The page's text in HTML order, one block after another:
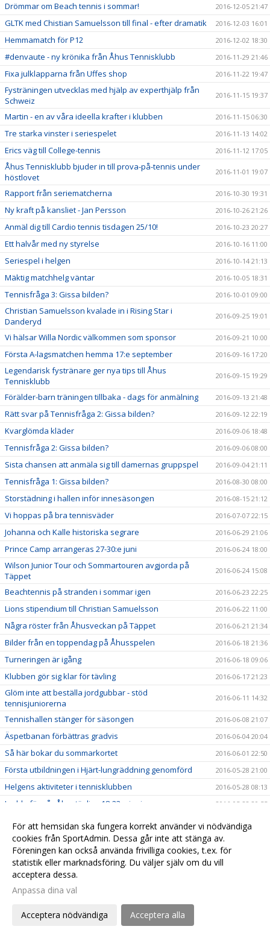
Drömmar om Beach tennis i sommar! 2016-12-05 21:47
GLTK med Chistian Samuelsson till final - efter dramatik 2016-12-03 16:01
Hemmamatch för P12 2016-12-02 18:30
#denvaute - ny krönika från Åhus Tennisklubb 2016-11-29 21:46
Fixa julklapparna från Uffes shop 2016-11-22 19:47
Fysträningen utvecklas med hjälp av experthjälp från
Schweiz
2016-11-15 19:37
Martin - en av våra ideella krafter i klubben 2016-11-15 06:30
Tre starka vinster i seriespelet 2016-11-13 14:02
Erics väg till College-tennis 2016-11-12 17:05
Åhus Tennisklubb bjuder in till prova-på-tennis under
höstlovet
2016-11-01 19:07
Rapport från seriematcherna 2016-10-30 19:31
Ny kraft på kansliet - Jan Persson 2016-10-26 21:26
Anmäl dig till Cardio tennis tisdagen 25/10! 2016-10-23 20:27
Ett halvår med ny styrelse 2016-10-16 11:00
Seriespel i helgen 2016-10-14 21:13
Mäktig matchhelg väntar 2016-10-05 18:31
Tennisfråga 3: Gissa bilden? 2016-10-01 09:00
Christian Samuelsson kvalade in i Rising Star i
Danderyd
2016-09-25 19:01
Vi hälsar Willa Nordic välkommen som sponsor 2016-09-21 10:00
Första A-lagsmatchen hemma 17:e september 2016-09-16 17:20
Legendarisk fystränare ger nya tips till Åhus
Tennisklubb
2016-09-15 19:29
Förälder-barn träningen tillbaka - dags för anmälning 2016-09-13 21:48
Rätt svar på Tennisfråga 2: Gissa bilden? 2016-09-12 22:19
Kvarglömda kläder 2016-09-06 18:48
Tennisfråga 2: Gissa bilden? 2016-09-06 08:00
Sista chansen att anmäla sig till damernas gruppspel 2016-09-04 21:11
Tennisfråga 1: Gissa bilden? 2016-08-30 08:00
Storstädning i hallen inför innesäsongen 2016-08-15 21:12
Vi hoppas på bra tennisväder 2016-07-07 22:15
Johanna och Kalle historiska segrare 2016-06-29 21:06
Prince Camp arrangeras 27-30:e juni 2016-06-24 18:00
Wilson Junior Tour och Sommartouren avgjorda på
Täppet
2016-06-24 15:08
Beachtennis på stranden i sommar igen 2016-06-23 22:25
Lions stipendium till Christian Samuelsson 2016-06-22 11:00
Några röster från Åhusveckan på Täppet 2016-06-21 21:34
Bilder från en toppendag på Åhusspelen 2016-06-18 21:36
Turneringen är igång 2016-06-18 09:06
Klubben gör sig klar för tävling 2016-06-17 21:23
Glöm inte att beställa jordgubbar - stöd
tennisjuniorerna
2016-06-11 14:32
Tennishallen stänger för säsongen 2016-06-08 21:07
Äspetbanan förbättras gradvis 2016-06-04 20:04
Så här bokar du sommarkortet 2016-06-01 22:50
Första utbildningen i Hjärt-lungräddning genomförd 2016-05-28 21:00
Helgens aktiviteter i tennisklubben 2016-05-28 08:13
Ladda för vår Åhustävling 18-23:e juni 2016-05-22 20:55
A-laget och H-45 i farten i helgen 2016-05-22 20:19
Stöd juniorverksamheten - beställ jordgubbar till
midsommar!
2016-05-17 21:00
Äspetbanan redo för nya tennismatcher 2016-05-13 16:00
Några frågor till vår nye ordförande
Vår egen jordgubbshjälte!
Hjärtstartaren är nu på plats i hallen!
För att hemsidan ska fungera korrekt använder vi nödvändiga
cookies från SportAdmin. Dessa går inte att stänga av.
Föreningen kan också använda frivilliga cookies, t.ex. för
statistik eller marknadsföring. Du väljer själv om du vill
acceptera dessa.
Anpassa dina val
Acceptera nödvändiga Acceptera alla